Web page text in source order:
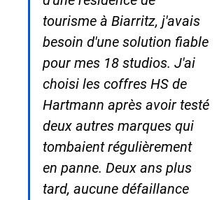
tourisme à Biarritz, j'avais
besoin d'une solution fiable
pour mes 18 studios. J'ai
choisi les coffres HS de
Hartmann après avoir testé
deux autres marques qui
tombaient régulièrement
en panne. Deux ans plus
tard, aucune défaillance